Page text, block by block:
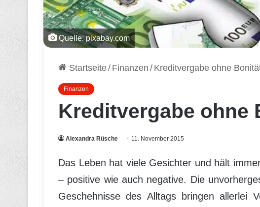
Quelle: pixabay.com
Startseite/ Finanzen / Kreditvergabe ohne
Finanzen
Kreditvergabe ohne
Alexandra Rüsche 11. November 2015
Das Leben hat viele Gesichter und hält
– positive wie auch negative. Die
Geschehnisse des Alltags bringen allerlei